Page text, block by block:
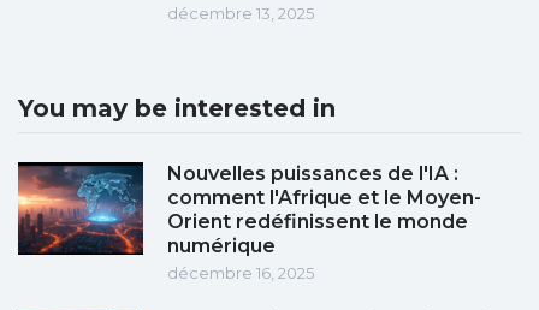
décembre 13, 2025
You may be interested in
Nouvelles puissances de l'IA :
comment l'Afrique et le Moyen-
Orient redéfinissent le monde
numérique
décembre 16, 2025